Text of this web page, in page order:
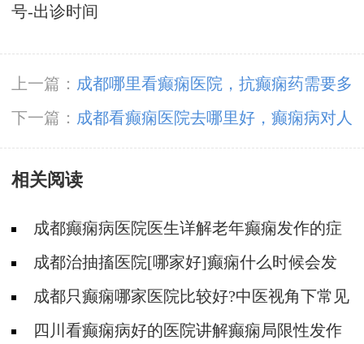
号-出诊时间
上一篇： 成都哪里看癫痫医院，抗癫痫药需要多
长时间才有效?
下一篇： 成都看癫痫医院去哪里好，癫痫病对人
的损害有哪些?
相关阅读
成都癫痫病医院医生详解老年癫痫发作的症
状?成都治抽搐医院[哪家好]癫痫什么时候会发
作？成都只癫痫哪家医院比较好?中医视角下常见
的癫痫症状分型是怎样的?
四川看癫痫病好的医院讲解癫痫局限性发作